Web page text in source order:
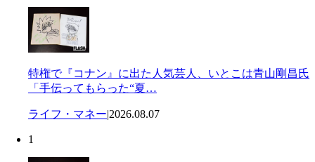
特権で『コナン』に出た人気芸人、いとこは青山剛昌氏
「手伝ってもらった“夏…
ライフ・マネー|2026.08.07
1